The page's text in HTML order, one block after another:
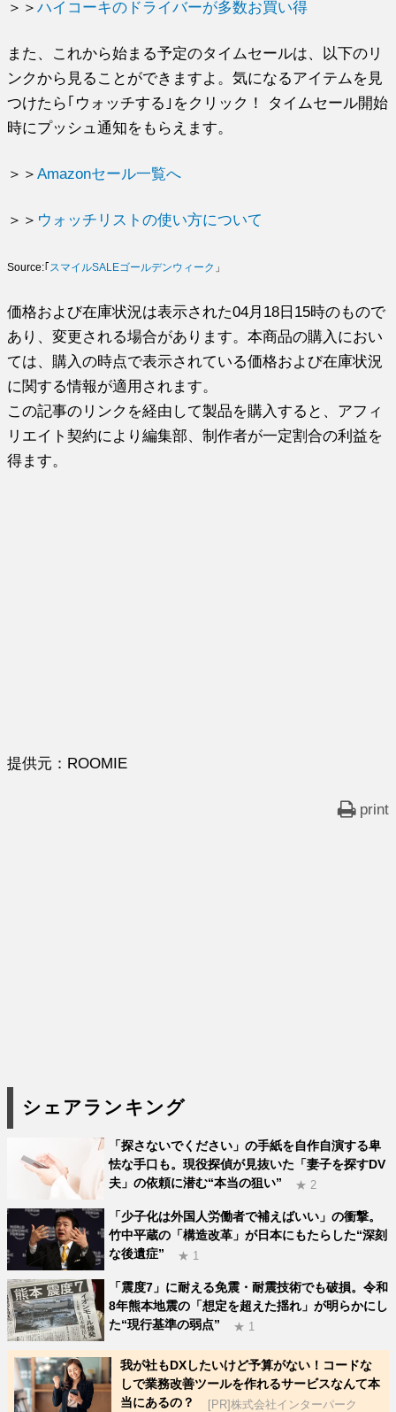
＞＞ハイコーキのドライバーが多数お買い得
また、これから始まる予定のタイムセールは、以下のリ
ンクから見ることができますよ。気になるアイテムを見
つけたら｢ウォッチする｣をクリック！ タイムセール開始
時にプッシュ通知をもらえます。
＞＞Amazonセール一覧へ
＞＞ ウォッチリストの使い方について
Source:｢ スマイルSALEゴールデンウィーク 」
価格および在庫状況は表示された04月18日15時のもので
あり、変更される場合があります。本商品の購入におい
ては、購入の時点で表示されている価格および在庫状況
に関する情報が適用されます。
この記事のリンクを経由して製品を購入すると、アフィ
リエイト契約により編集部、制作者が一定割合の利益を
得ます。
提供元：ROOMIE
print
シェアランキング
「探さないでください」の手紙を自作自演する卑
怯な手口も。現役探偵が見抜いた「妻子を探すDV
夫」の依頼に潜む“本当の狙い”
★ 2
「少子化は外国人労働者で補えばいい」の衝撃。
竹中平蔵の「構造改革」が日本にもたらした“深刻
な後遺症”
★ 1
「震度7」に耐える免震・耐震技術でも破損。令和
8年熊本地震の「想定を超えた揺れ」が明らかにし
た“現行基準の弱点”
★ 1
我が社もDXしたいけど予算がない！コードな
しで業務改善ツールを作れるサービスなんて本
当にあるの？
[PR]株式会社インターパーク